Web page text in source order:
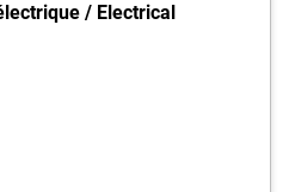
/ Electrical